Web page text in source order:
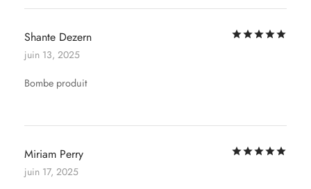
Shante Dezern
juin 13, 2025
Bombe produit
Miriam Perry
juin 17, 2025